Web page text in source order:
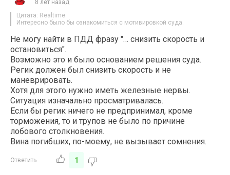
8 лет назад
Цитата: Realtime
Интересно было бы ознакомиться с мотивировкой суда.
Не могу найти в ПДД фразу "… снизить скорость и
остановиться".
Возможно это и было основанием решения суда.
Регик должен был снизить скорость и не
маневрировать.
Хотя для этого нужно иметь железные нервы.
Ситуация изначально просматривалась.
Если бы регик ничего не предпринимал, кроме
торможения, то и трупов не было по причине
лобового столкновения.
Вина погибших, по-моему, не вызывает сомнения.
Ответить 1